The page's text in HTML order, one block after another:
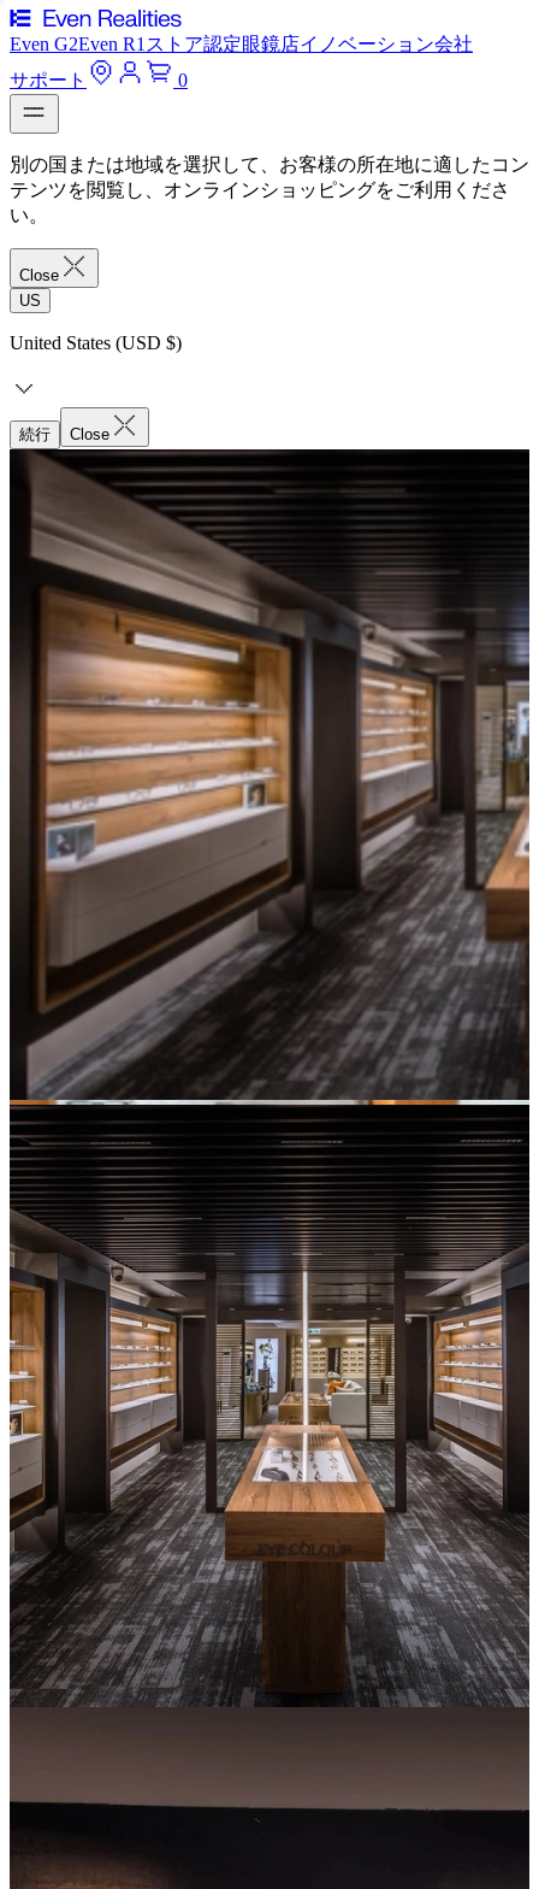
Even G2Even R1 ストア認定眼鏡店イノベーション会社
サポート
0
別の国または地域を選択して、お客様の所在地に適したコン
テンツを閲覧し、オンラインショッピングをご利用くださ
い。
Close
US
United States (USD $)
続行 Close